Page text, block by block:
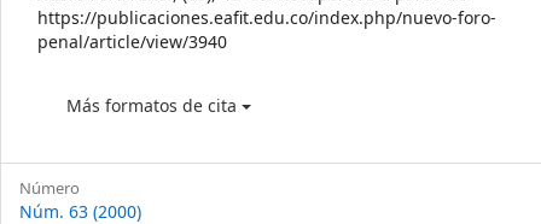
https://publicaciones.eafit.edu.co/index.php/nuevo-foro-
penal/article/view/3940
Más formatos de cita
Número
Núm. 63 (2000)